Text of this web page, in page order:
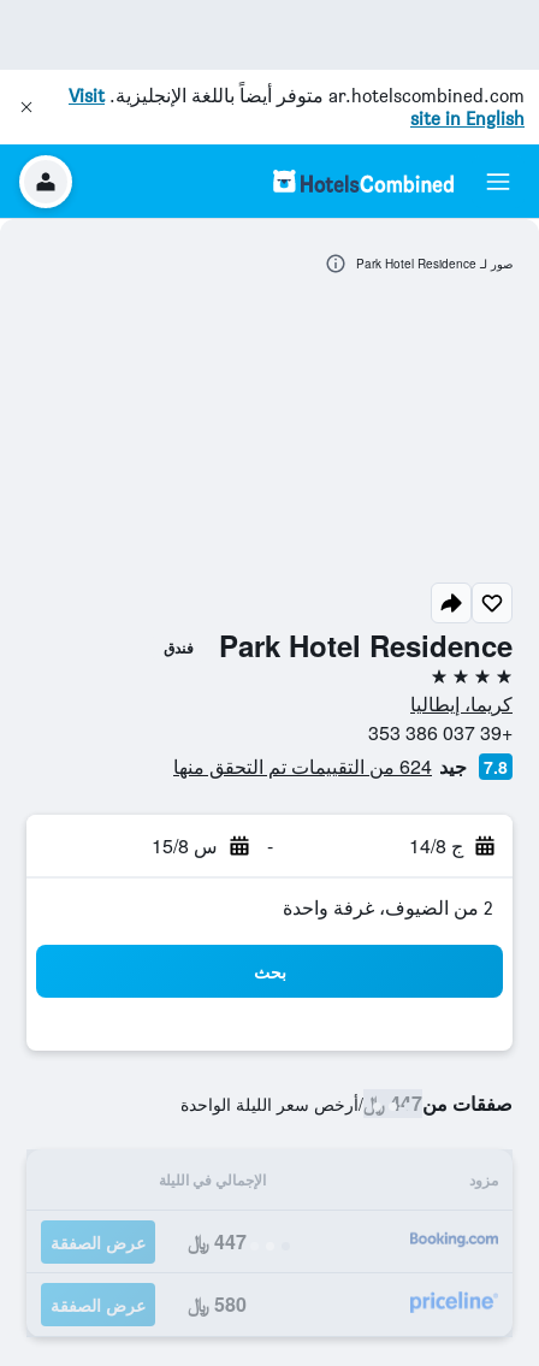
ar.hotelscombined.com متوفر أيضاً باللغة الإنجليزية.Visit
site in English
Park Hotel Residence فندق
4 نجوم
كريما، إيطاليا
+39 037 386 353
7.8 جيد 624 من التقييمات تم التحقق منها
ج 14/8 - س 15/8
2 من الضيوف، غرفة واحدة
بحث
صفقات من447 ﷼ /أرخص سعر الليلة الواحدة
مزود الإجمالي في الليلة
447 ﷼ عرض الصفقة
580 ﷼ عرض الصفقة
صور لـ Park Hotel Residence